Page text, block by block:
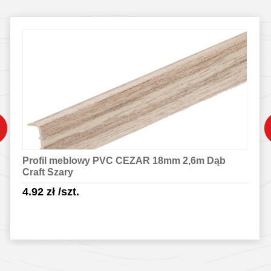
Profil meblowy PVC CEZAR 18mm 2,6m Dąb
Craft Szary
4.92 zł/szt.